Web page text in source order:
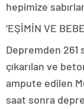
hepimize
‘EŞİMİN VE
Depremden 261
çıkarılan ve
ampute edilen
saat sonra